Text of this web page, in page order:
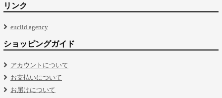
リンク
euclid agency
ショッピングガイド
アカウントについて
お支払いについて
お届けについて